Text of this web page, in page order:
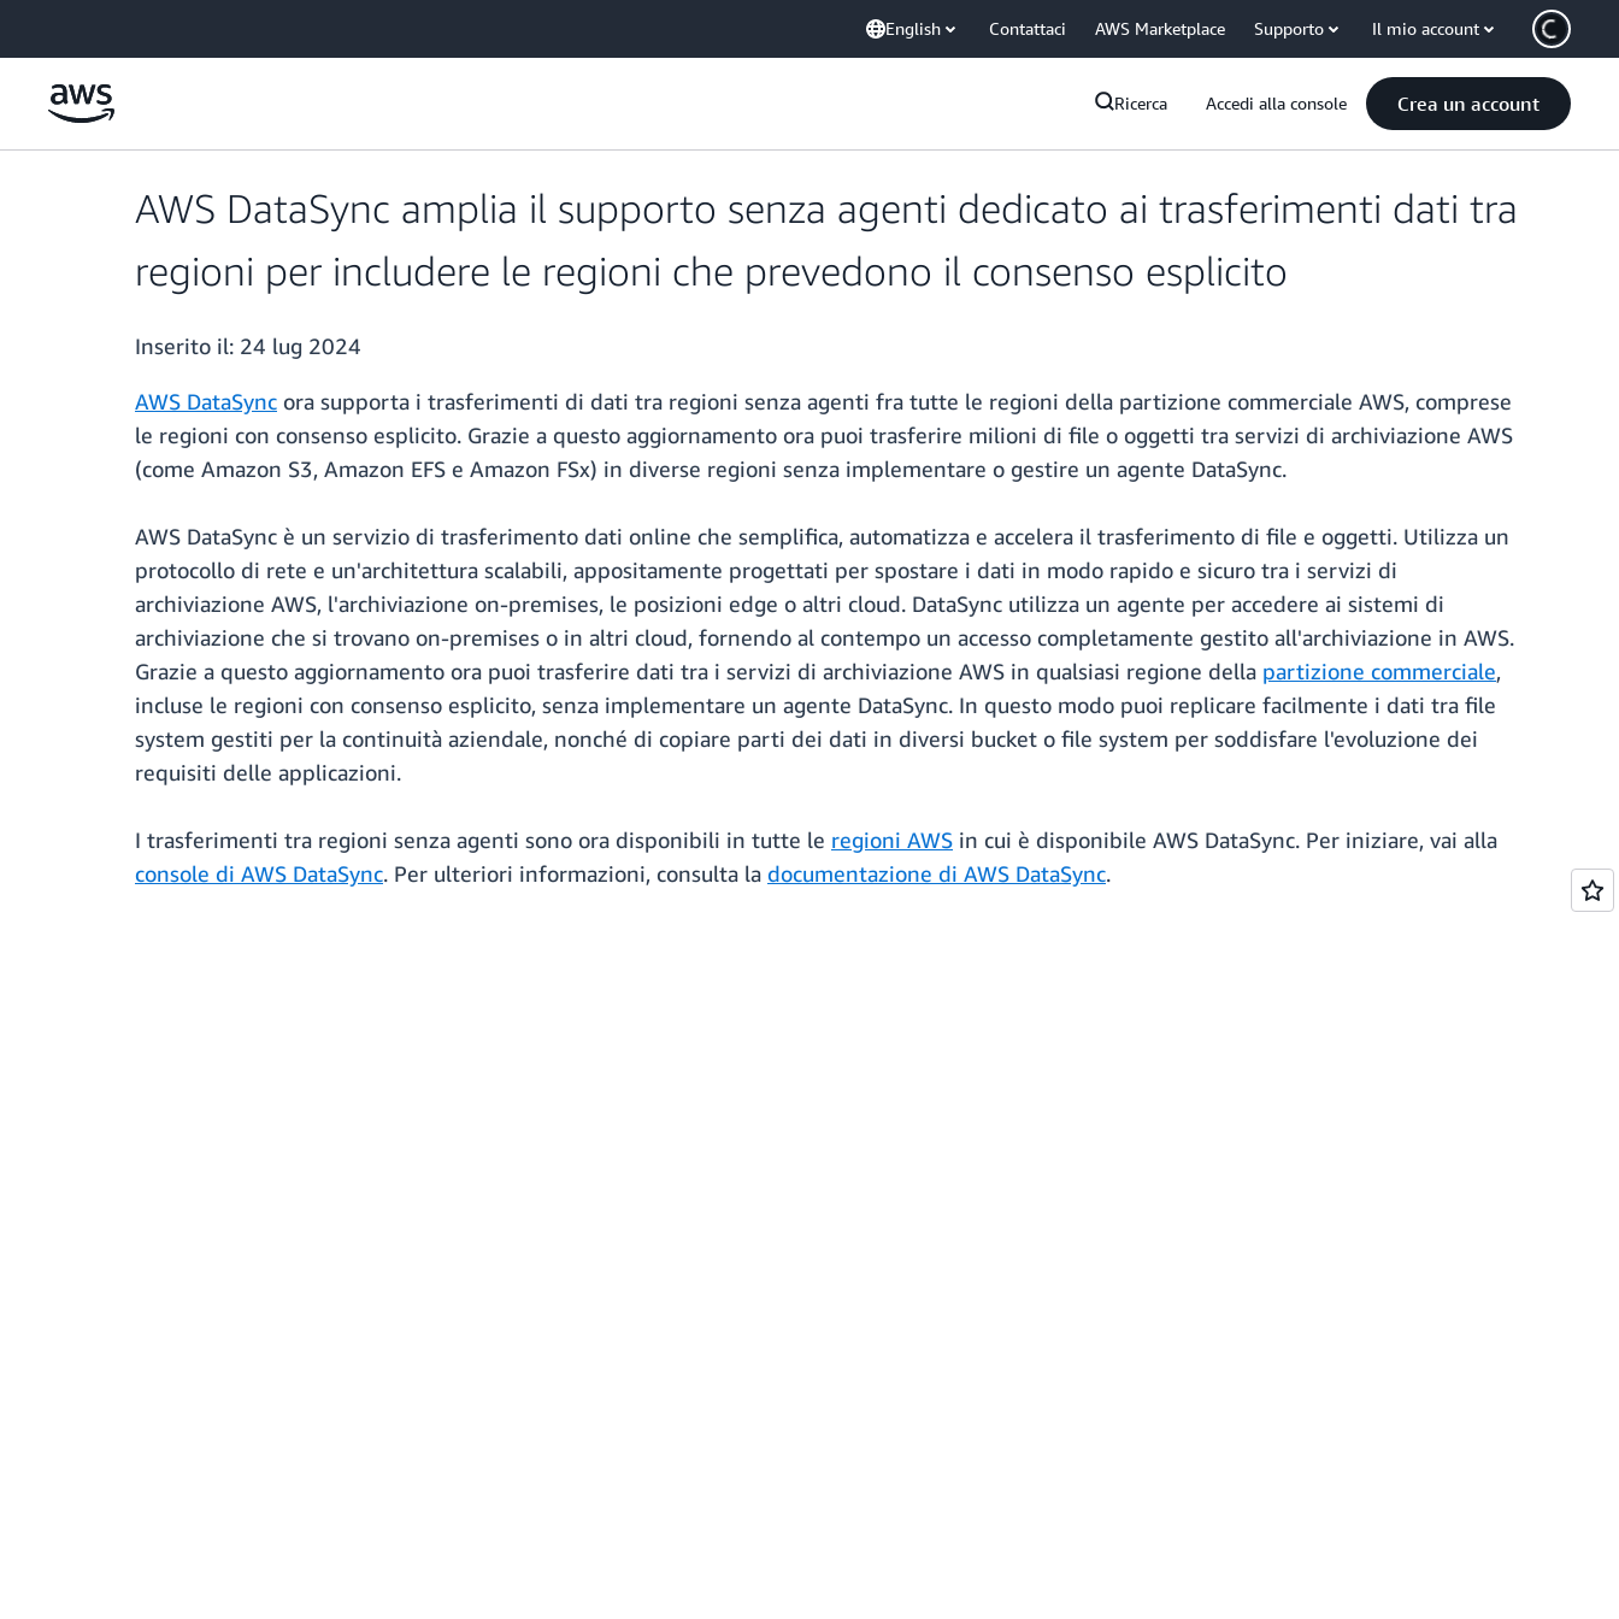
English Contattaci AWS Marketplace Supporto Il mio account
Ricerca Accedi alla console Crea un account
AWS DataSync amplia il supporto senza agenti dedicato ai trasferimenti dati tra
regioni per includere le regioni che prevedono il consenso esplicito
Inserito il: 24 lug 2024
AWS DataSync ora supporta i trasferimenti di dati tra regioni senza agenti fra tutte le regioni della partizione commerciale AWS, comprese
le regioni con consenso esplicito. Grazie a questo aggiornamento ora puoi trasferire milioni di file o oggetti tra servizi di archiviazione AWS
(come Amazon S3, Amazon EFS e Amazon FSx) in diverse regioni senza implementare o gestire un agente DataSync.
AWS DataSync è un servizio di trasferimento dati online che semplifica, automatizza e accelera il trasferimento di file e oggetti. Utilizza un
protocollo di rete e un'architettura scalabili, appositamente progettati per spostare i dati in modo rapido e sicuro tra i servizi di
archiviazione AWS, l'archiviazione on-premises, le posizioni edge o altri cloud. DataSync utilizza un agente per accedere ai sistemi di
archiviazione che si trovano on-premises o in altri cloud, fornendo al contempo un accesso completamente gestito all'archiviazione in AWS.
Grazie a questo aggiornamento ora puoi trasferire dati tra i servizi di archiviazione AWS in qualsiasi regione della partizione commerciale,
incluse le regioni con consenso esplicito, senza implementare un agente DataSync. In questo modo puoi replicare facilmente i dati tra file
system gestiti per la continuità aziendale, nonché di copiare parti dei dati in diversi bucket o file system per soddisfare l'evoluzione dei
requisiti delle applicazioni.
I trasferimenti tra regioni senza agenti sono ora disponibili in tutte le regioni AWS in cui è disponibile AWS DataSync. Per iniziare, vai alla
console di AWS DataSync. Per ulteriori informazioni, consulta la documentazione di AWS DataSync.